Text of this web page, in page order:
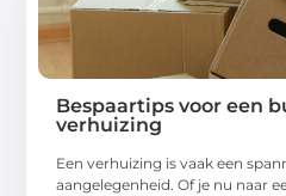
Bespaartips voor een
verhuizing
Een verhuizing is vaak een
aangelegenheid. Of je nu naar